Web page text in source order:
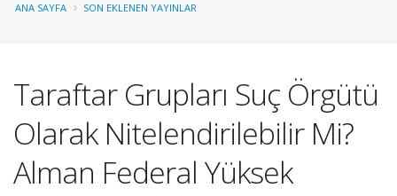
ANA SAYFA SON EKLENEN YAYINLAR
Taraftar Grupları Suç Örgütü
Olarak Nitelendirilebilir Mi?
Alman Federal Yüksek